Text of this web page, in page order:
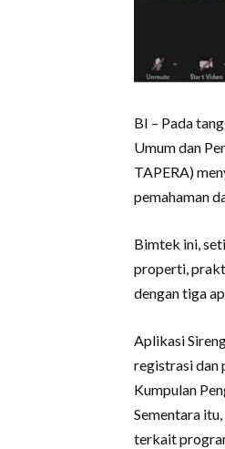
BI – Pada
Umum dan
TAPERA)
pemahaman
Bimtek ini,
properti,
dengan tiga
Aplikasi
registrasi dan
Kumpulan
Sementara
terkait